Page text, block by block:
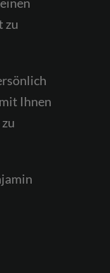
zu
Ihnen